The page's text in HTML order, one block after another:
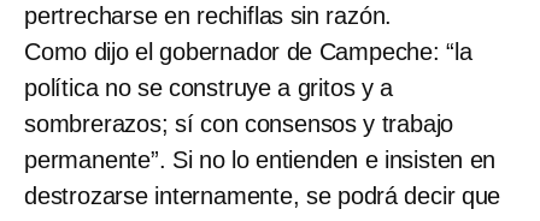
pertrecharse en rechiflas sin razón.
Como dijo el gobernador de Campeche: “la
política no se construye a gritos y a
sombrerazos; sí con consensos y trabajo
permanente”. Si no lo entienden e insisten en
destrozarse internamente, se podrá decir que